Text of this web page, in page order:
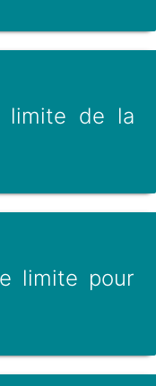
limite de la
limite pour